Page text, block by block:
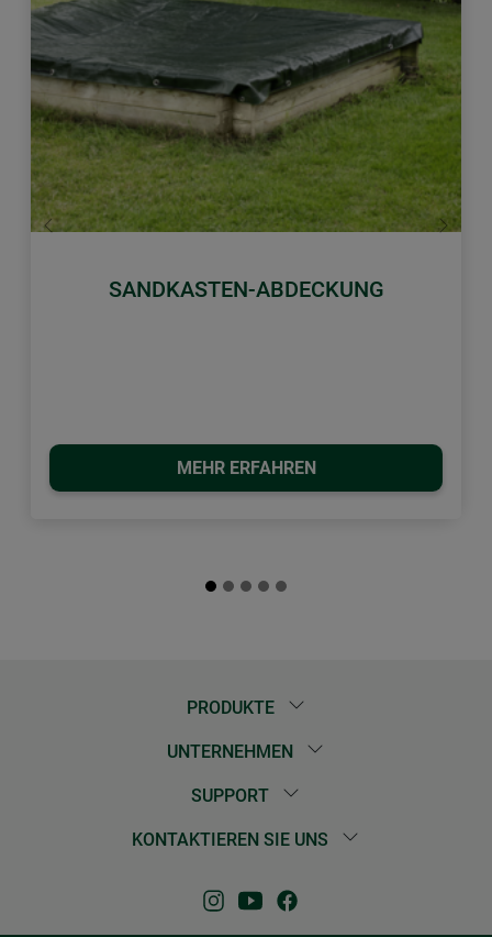
SANDKASTEN-ABDECKUNG
MEHR ERFAHREN
Zurück Weiter
PRODUKTE
UNTERNEHMEN
SUPPORT
KONTAKTIEREN SIE UNS